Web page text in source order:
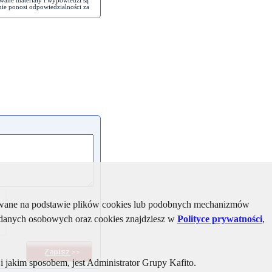
ponosi odpowiedzialności za
na podstawie plików cookies lub podobnych mechanizmów
osobowych oraz cookies znajdziesz w Polityce prywatności,
sposobem, jest Administrator Grupy Kafito.